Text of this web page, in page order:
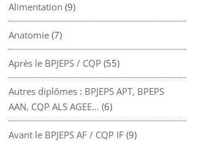
Alimentation (9)
Anatomie(7)
Après le BPJEPS / CQP(55)
Autres diplômes : BPJEPS APT, BPEPS
AAN, CQP ALS AGEE… (6)
Avant le BPJEPS AF / CQP IF(9)